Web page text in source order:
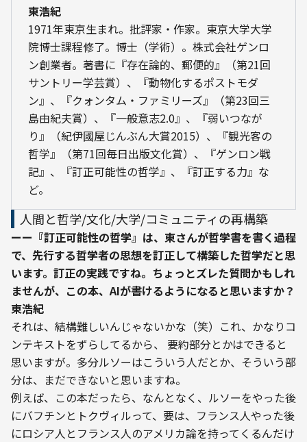
東浩紀
1971年東京生まれ。批評家・作家。東京大学大学
院博士課程修了。博士（学術）。株式会社ゲンロ
ン創業者。著書に『存在論的、郵便的』（第21回
サントリー学芸賞）、『動物化するポストモダ
ン』、『クォンタム・ファミリーズ』（第23回三
島由紀夫賞）、『一般意志2.0』、『弱いつなが
り』（紀伊國屋じんぶん大賞2015）、『観光客の
哲学』（第71回毎日出版文化賞）、『ゲンロン戦
記』、『訂正可能性の哲学』、『訂正する力』な
ど。
人間と哲学/文化/大学/コミュニティの再構築
ーー『訂正可能性の哲学』は、東さんが哲学書を書く過程
で、先行する哲学者の思想を訂正して構築した哲学だと思
います。訂正の実践ですね。ちょっとズレた質問かもしれ
ませんが、この本、AIが書けるようになると思いますか？
東浩紀
それは、結構難しいんじゃないかな（笑）これ、かなりコ
ンテキストをずらしてるから、 要約部分とかはできると
思いますが。多分ルソーはこういう人だとか、そういう部
分は、まだできないと思いますね。
例えば、この本だったら、なんとなく、ルソーをやった後
にバフチンとトクヴィルって、要は、フランス人やった後
にロシア人とフランス人のアメリカ論を持ってくるんだけ